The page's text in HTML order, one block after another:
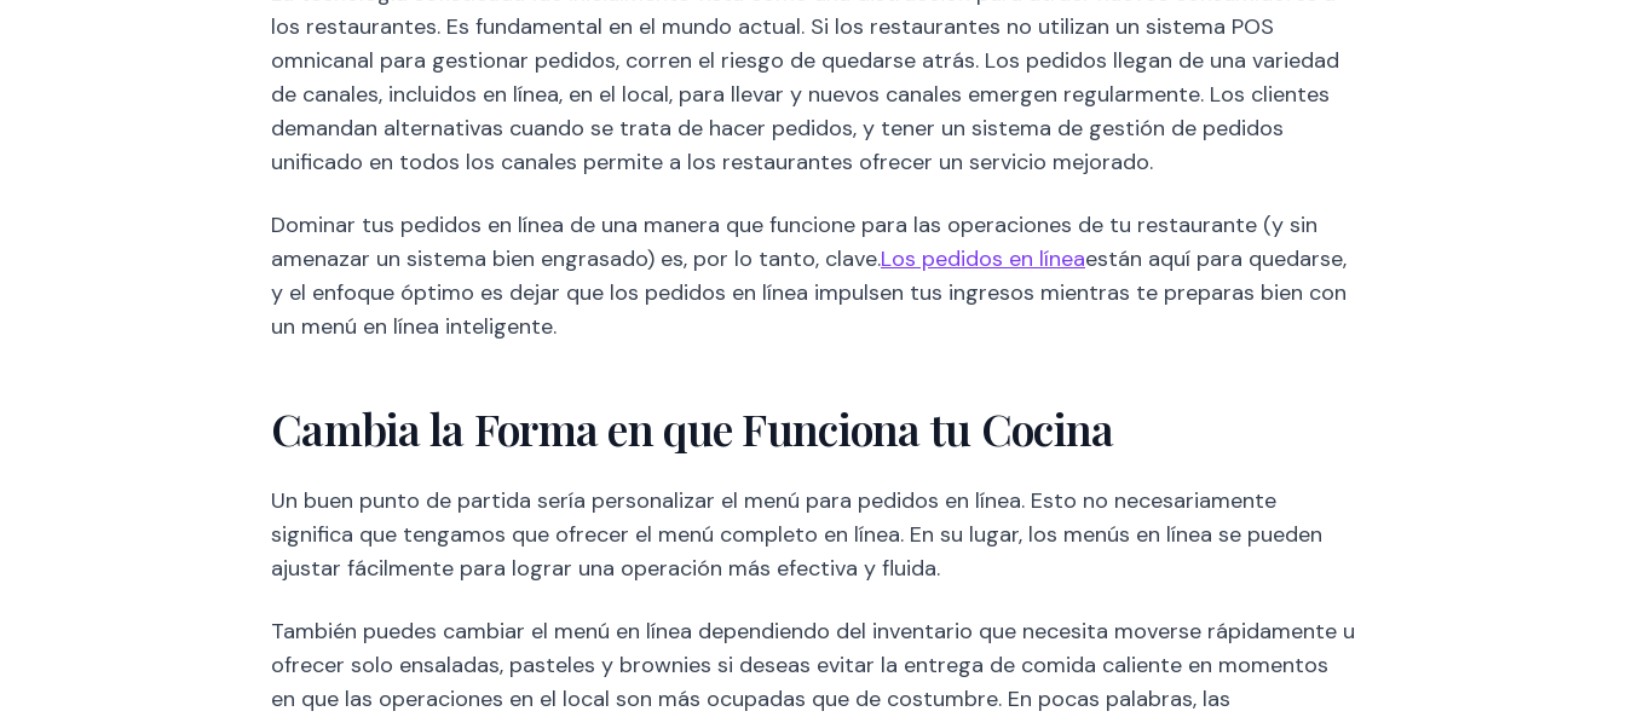
los restaurantes. Es fundamental en el mundo actual. Si los restaurantes no utilizan un sistema POS
omnicanal para gestionar pedidos, corren el riesgo de quedarse atrás. Los pedidos llegan de una variedad
de canales, incluidos en línea, en el local, para llevar y nuevos canales emergen regularmente. Los clientes
demandan alternativas cuando se trata de hacer pedidos, y tener un sistema de gestión de pedidos
unificado en todos los canales permite a los restaurantes ofrecer un servicio mejorado.
Dominar tus pedidos en línea de una manera que funcione para las operaciones de tu restaurante (y sin
amenazar un sistema bien engrasado) es, por lo tanto, clave.Los pedidos en líneaestán aquí para quedarse,
y el enfoque óptimo es dejar que los pedidos en línea impulsen tus ingresos mientras te preparas bien con
un menú en línea inteligente.
Cambia la Forma en que Funciona tu Cocina
Un buen punto de partida sería personalizar el menú para pedidos en línea. Esto no necesariamente
significa que tengamos que ofrecer el menú completo en línea. En su lugar, los menús en línea se pueden
ajustar fácilmente para lograr una operación más efectiva y fluida.
También puedes cambiar el menú en línea dependiendo del inventario que necesita moverse rápidamente u
ofrecer solo ensaladas, pasteles y brownies si deseas evitar la entrega de comida caliente en momentos
en que las operaciones en el local son más ocupadas que de costumbre. En pocas palabras, las